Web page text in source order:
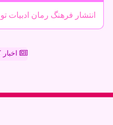
انتشار فرهنگ رمان ادبیات